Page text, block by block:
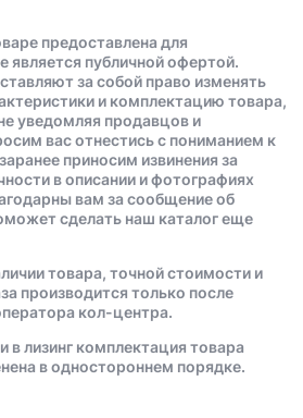
предоставлена для
является публичной офертой.
за собой право изменять
и комплектацию товара,
уведомляя продавцов и
вас отнестись с пониманием к
приносим извинения за
в описании и фотографиях
вам за сообщение об
сделать наш каталог еще
товара, точной стоимости и
производится только после
кол-центра.
в лизинг комплектация товара
в одностороннем порядке.